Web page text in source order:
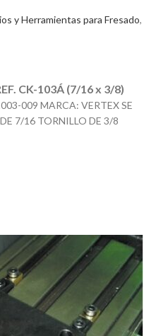
y Herramientas para Fresado,
CK-103Á (7/16 x 3/8)
009 MARCA: VERTEX SE
7/16 TORNILLO DE 3/8